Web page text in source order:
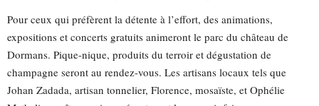
Pour ceux qui préfèrent la détente à l’effort, des animations,
expositions et concerts gratuits animeront le parc du château de
Dormans. Pique-nique, produits du terroir et dégustation de
champagne seront au rendez-vous. Les artisans locaux tels que
Johan Zadada, artisan tonnelier, Florence, mosaïste, et Ophélie